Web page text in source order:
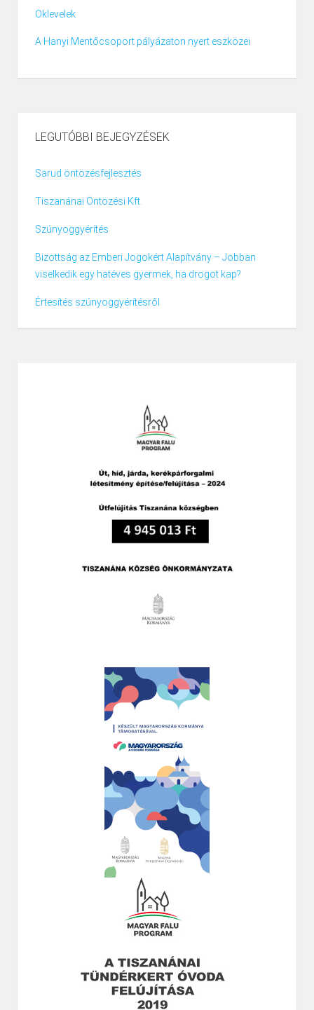
Oklevelek
A Hanyi Mentőcsoport pályázaton nyert eszközei
LEGUTÓBBI BEJEGYZÉSEK
Sarud öntözésfejlesztés
Tiszanánai Öntözési Kft.
Szúnyoggyérítés
Bizottság az Emberi Jogokért Alapítvány – Jobban
viselkedik egy hatéves gyermek, ha drogot kap?
Értesítés szúnyoggyérítésről